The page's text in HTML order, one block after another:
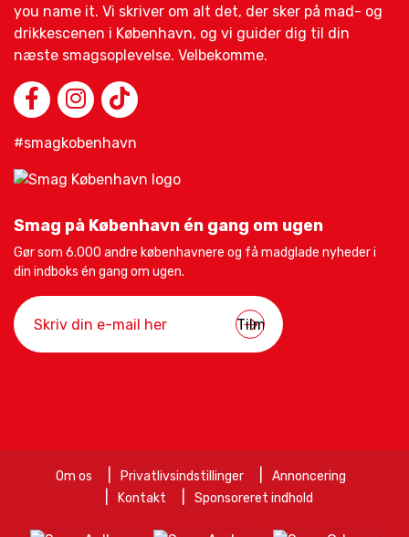
you name it. Vi skriver om alt det, der sker på mad- og
drikkescenen i København, og vi guider dig til din
næste smagsoplevelse. Velbekomme.
#smagkobenhavn
Smag på København én gang om ugen
Gør som 6.000 andre københavnere og få madglade nyheder i
din indboks én gang om ugen.
Om os Privatlivsindstillinger
Annoncering
Kontakt
Sponsoreret indhold